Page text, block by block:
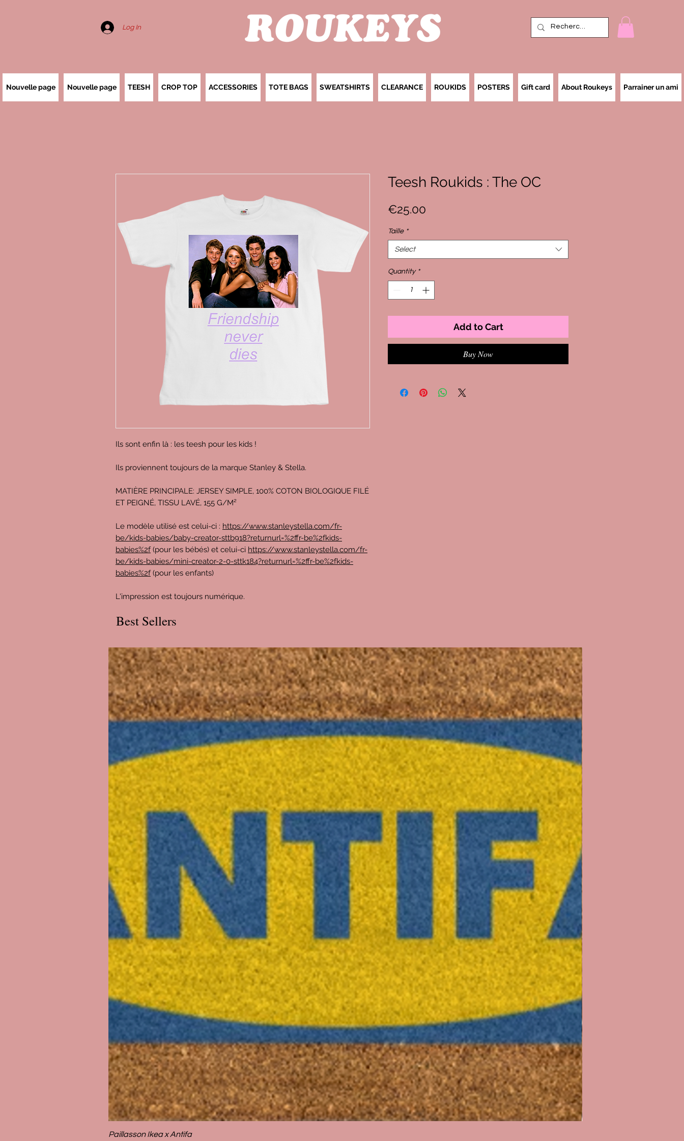
Log In
Nouvelle page Nouvelle page TEESH CROP TOP ACCESSORIES TOTE BAGS SWEATSHIRTS CLEARANCE ROUKIDS POSTERS Gift card About Roukeys Parrainer un ami
Ils sont enfin là : les teesh pour les kids !
Ils proviennent toujours de la marque Stanley & Stella.
MATIÈRE PRINCIPALE: JERSEY SIMPLE, 100% COTON BIOLOGIQUE FILÉ
ET PEIGNÉ, TISSU LAVÉ, 155 G/M²
Le modèle utilisé est celui-ci : https://www.stanleystella.com/fr-
be/kids-babies/baby-creator-sttb918?returnurl=%2ffr-be%2fkids-
babies%2f(pour les bébés) et celui-ci https://www.stanleystella.com/fr-
be/kids-babies/mini-creator-2-0-sttk184?returnurl=%2ffr-be%2fkids-
babies%2f(pour les enfants)
L'impression est toujours numérique.
Teesh Roukids : The OC
€25.00
Taille *
Select
Quantity *
Add to Cart
Buy Now
Best Sellers
Paillasson Ikea x Antifa